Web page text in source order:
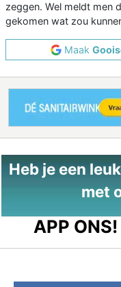
zeggen. Wel meldt men
gekomen wat zou
Maak
Heb je een
met
APP ONS!